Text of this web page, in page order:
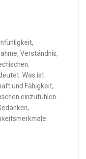
Verständnis,
Was ist
und Fähigkeit,
einzufühlen.